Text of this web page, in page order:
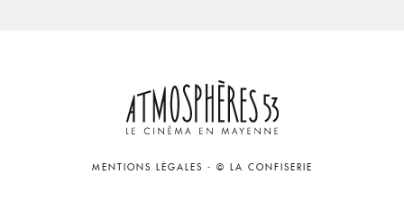
MENTIONS LÉGALES - © LA CONFISERIE